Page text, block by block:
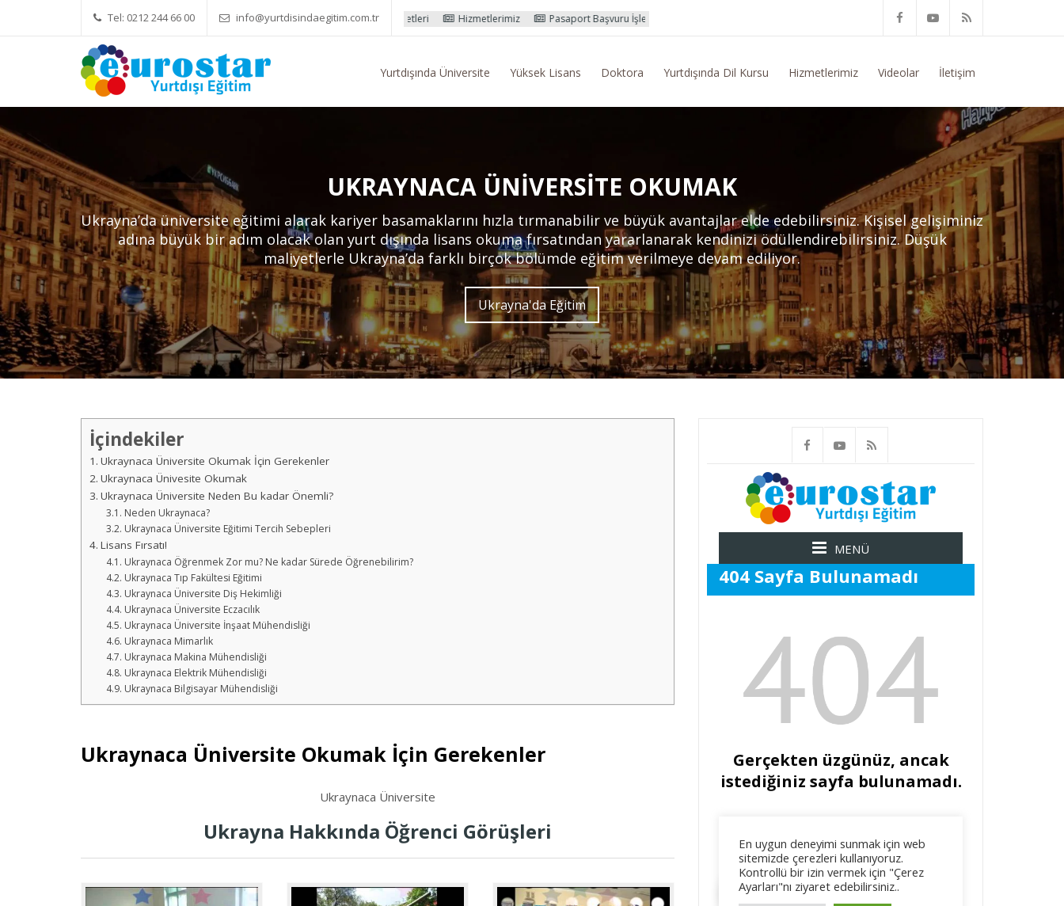
Tel: 0212 244 66 00 info@yurtdisindaegitim.com.tr
Yök Denkliği Önemli Eğitim Ücretleri Hizmetlerimiz Pasaport Başvuru İşlemleri Yurtdışı Eğitim Konusunda Genel Bilgi Talep Ediyorum
Yurtdışında Üniversite Yüksek Lisans Doktora Yurtdışında Dil Kursu Hizmetlerimiz Videolar İletişim
UKRAYNACA ÜNIVERSITE OKUMAK
Ukrayna’da üniversite eğitimi alarak kariyer basamaklarını hızla tırmanabilir ve büyük avantajlar elde edebilirsiniz. Kişisel gelişiminiz
adına büyük bir adım olacak olan yurt dışında lisans okuma fırsatından yararlanarak kendinizi ödüllendirebilirsiniz. Düşük
maliyetlerle Ukrayna’da farklı birçok bölümde eğitim verilmeye devam ediliyor.
Ukrayna'da Eğitim
İçindekiler
Ukraynaca Üniversite Okumak İçin Gerekenler
Ukraynaca Ünivesite Okumak
Ukraynaca Üniversite Neden Bu kadar Önemli?
Neden Ukraynaca?
Ukraynaca Üniversite Eğitimi Tercih Sebepleri
Lisans Fırsatı!
Ukraynaca Öğrenmek Zor mu? Ne kadar Sürede Öğrenebilirim?
Ukraynaca Tıp Fakültesi Eğitimi
Ukraynaca Üniversite Diş Hekimliği
Ukraynaca Üniversite Eczacılık
Ukraynaca Üniversite İnşaat Mühendisliği
Ukraynaca Mimarlık
Ukraynaca Makina Mühendisliği
Ukraynaca Elektrik Mühendisliği
Ukraynaca Bilgisayar Mühendisliği
Ukraynaca Üniversite Okumak İçin Gerekenler
Ukraynaca Üniversite
Ukrayna Hakkında Öğrenci Görüşleri